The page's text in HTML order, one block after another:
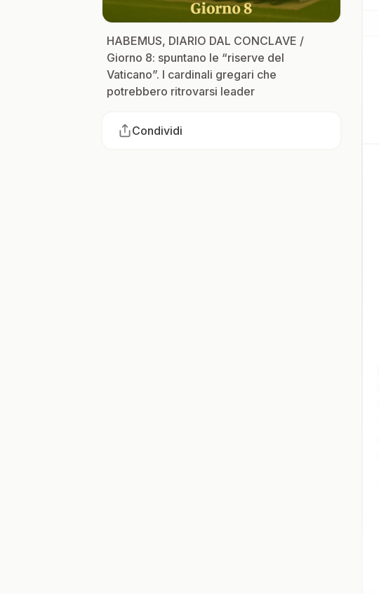
HABEMUS, DIARIO DAL CONCLAVE /
Giorno 8: spuntano le “riserve del
Vaticano”. I cardinali gregari che
potrebbero ritrovarsi leader
Condividi